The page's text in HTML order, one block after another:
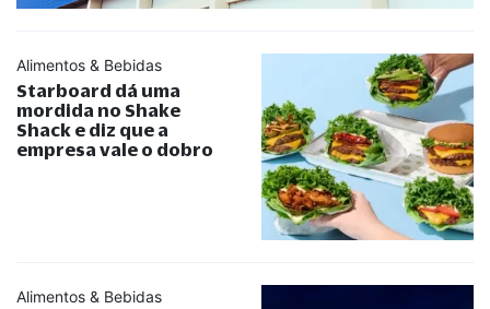
Alimentos & Bebidas
Starboard dá uma
mordida no Shake
Shack e diz que a
empresa vale o dobro
Alimentos & Bebidas